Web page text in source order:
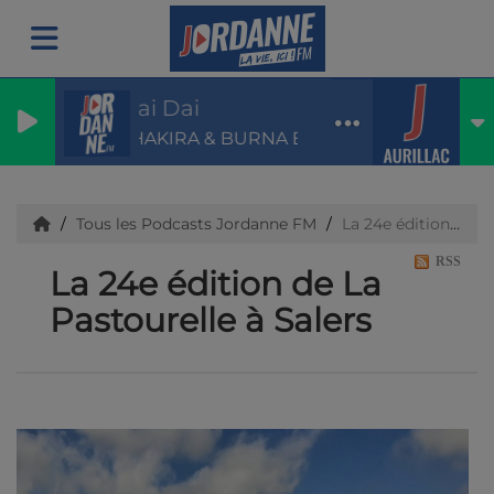
Dai Dai
SHAKIRA & BURNA BOY
Tous les Podcasts Jordanne FM La 24e édition de La Pastourelle à Salers
La 24e édition de La
Pastourelle à Salers
RSS